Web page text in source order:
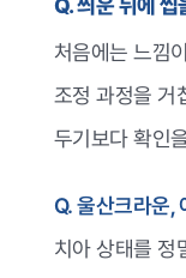
Q. 씌운 뒤에
처음에는 느낌
조정 과정을 거
두기보다 확인
Q. 울산크라운,
치아 상태를 정